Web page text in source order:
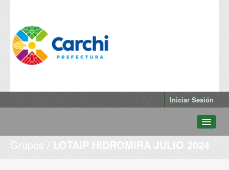
Iniciar Sesión
Conjuntos de datos
Grupos LOTAIP HIDROMIRA JULIO 2024